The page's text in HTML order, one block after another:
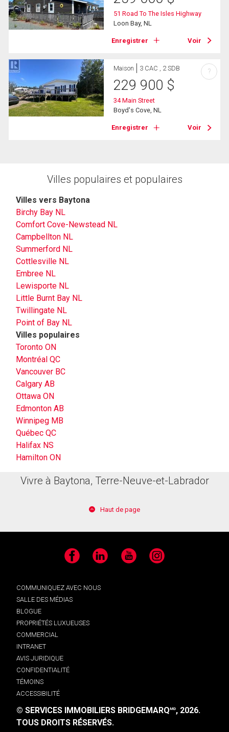
51 Road To The Isles Highway
Loon Bay, NL
Enregistrer Voir
Maison 3 CAC , 2 SDB
229 900 $
34 Main Street
Boyd's Cove, NL
Enregistrer Voir
?
Villes populaires et populaires
Villes vers Baytona
Birchy Bay NL
Comfort Cove-Newstead NL
Campbellton NL
Summerford NL
Cottlesville NL
Embree NL
Lewisporte NL
Little Burnt Bay NL
Twillingate NL
Point of Bay NL
Villes populaires
Toronto ON
Montréal QC
Vancouver BC
Calgary AB
Ottawa ON
Edmonton AB
Winnipeg MB
Québec QC
Halifax NS
Hamilton ON
Vivre à Baytona, Terre-Neuve-et-Labrador
Haut de page
Facebook LinkedIn YouTube Instagram
COMMUNIQUEZ AVEC NOUS
SALLE DES MÉDIAS
BLOGUE
PROPRIÉTÉS LUXUEUSES
COMMERCIAL
INTRANET
AVIS JURIDIQUE
CONFIDENTIALITÉ
TÉMOINS
ACCESSIBILITÉ
© SERVICES IMMOBILIERS BRIDGEMARQMD, 2026.
TOUS DROITS RÉSERVÉS.